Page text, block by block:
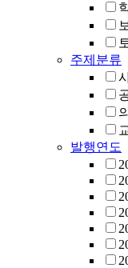
주제분류
발행연도